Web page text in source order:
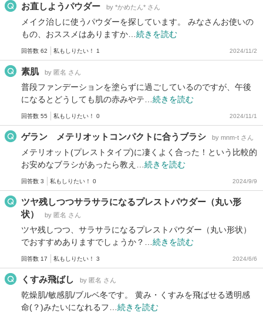
お直しようパウダー by *かめたん* さん
メイク治しに使うパウダーを探しています。 みなさんお使いの
もの、おススメはありますか… 続きを読む
回答数 62 私もしりたい！ 1 2024/11/2
素肌 by 匿名 さん
普段ファンデーションを塗らずに過ごしているのですが、午後
になるとどうしても肌の赤みやテ… 続きを読む
回答数 55 私もしりたい！ 0 2024/11/1
ゲラン メテリオットコンパクトに合うブラシ by mnm-t さん
メテリオット(プレストタイプ)に凄くよく合った！という比較的
お安めなブラシがあったら教え… 続きを読む
回答数 3 私もしりたい！ 0 2024/9/9
ツヤ残しつつサラサラになるプレストパウダー（丸い形
状）
by 匿名 さん
ツヤ残しつつ、サラサラになるプレストパウダー（丸い形状）
でおすすめありますでしょうか？… 続きを読む
回答数 17 私もしりたい！ 3 2024/6/6
くすみ飛ばし by 匿名 さん
乾燥肌/敏感肌/ブルベ冬です。 黄み・くすみを飛ばせる透明感
命(？)みたいになれるフ… 続きを読む